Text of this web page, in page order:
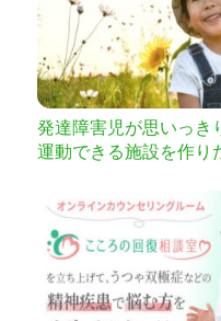
発達障害児が思いっき
運動できる施設を作り